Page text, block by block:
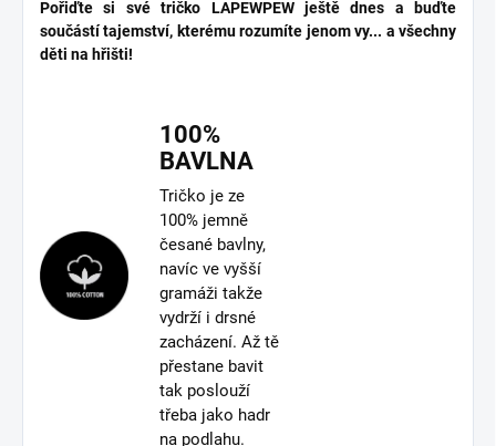
Pořiďte si své tričko LAPEWPEW ještě dnes a buďte
součástí tajemství, kterému rozumíte jenom vy... a všechny
děti na hřišti!
100%
BAVLNA
Tričko je ze
100% jemně
česané bavlny,
navíc ve vyšší
gramáži takže
vydrží i drsné
zacházení. Až tě
přestane bavit
tak poslouží
třeba jako hadr
na podlahu.